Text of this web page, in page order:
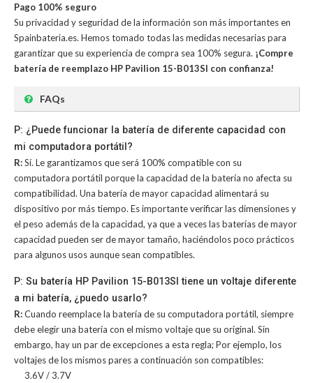
Pago 100% seguro
Su privacidad y seguridad de la información son más importantes en
Spainbateria.es. Hemos tomado todas las medidas necesarias para
garantizar que su experiencia de compra sea 100% segura. ¡Compre
batería de reemplazo HP Pavilion 15-B013SI con confianza!
FAQs
P: ¿Puede funcionar la batería de diferente capacidad con
mi computadora portátil?
R:Sí. Le garantizamos que será 100% compatible con su
computadora portátil porque la capacidad de la batería no afecta su
compatibilidad. Una batería de mayor capacidad alimentará su
dispositivo por más tiempo. Es importante verificar las dimensiones y
el peso además de la capacidad, ya que a veces las baterías de mayor
capacidad pueden ser de mayor tamaño, haciéndolos poco prácticos
para algunos usos aunque sean compatibles.
P: Su batería HP Pavilion 15-B013SI tiene un voltaje diferente
a mi batería, ¿puedo usarlo?
R:Cuando reemplace la batería de su computadora portátil, siempre
debe elegir una batería con el mismo voltaje que su original. Sin
embargo, hay un par de excepciones a esta regla; Por ejemplo, los
voltajes de los mismos pares a continuación son compatibles:
3.6V / 3.7V